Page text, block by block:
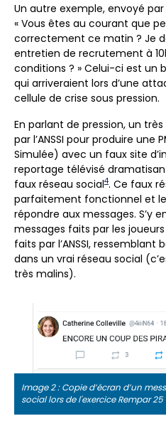
Un autre exemple, envoyé
« Vous êtes au courant que
correctement ce matin ? Je
entretien de recrutement à
conditions ? » Celui-ci est un
qui arriveraient lors d’une
cellule de crise sous pression.
En parlant de pression, un
par l’ANSSI pour produire une
Simulée) avec un faux site
reportage télévisé
faux réseau social4. Ce faux
parfaitement fonctionnel et
répondre aux messages. S’y
messages faits par les
faits par l’ANSSI,
dans un vrai réseau social
très malins).
Image 2 : Copie d’écran d’un
social lors de l'exercice Rempar 25